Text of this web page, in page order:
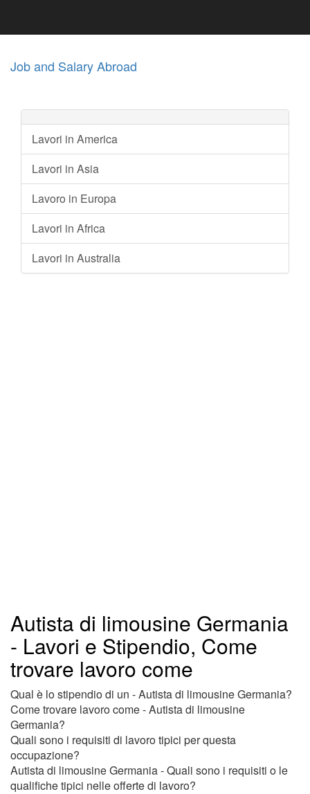
Job and Salary Abroad
Lavori in America
Lavori in Asia
Lavoro in Europa
Lavori in Africa
Lavori in Australia
Autista di limousine Germania
- Lavori e Stipendio, Come
trovare lavoro come
Qual è lo stipendio di un - Autista di limousine Germania?
Come trovare lavoro come - Autista di limousine
Germania?
Quali sono i requisiti di lavoro tipici per questa
occupazione?
Autista di limousine Germania - Quali sono i requisiti o le
qualifiche tipici nelle offerte di lavoro?